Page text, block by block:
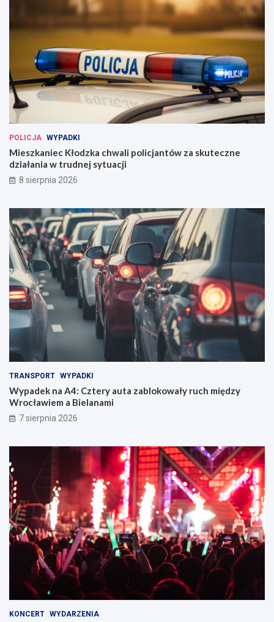
POLICJA WYPADKI
Mieszkaniec Kłodzka chwali policjantów za skuteczne
działania w trudnej sytuacji
8 sierpnia 2026
TRANSPORT WYPADKI
Wypadek na A4: Cztery auta zablokowały ruch między
Wrocławiem a Bielanami
7 sierpnia 2026
KONCERT WYDARZENIA